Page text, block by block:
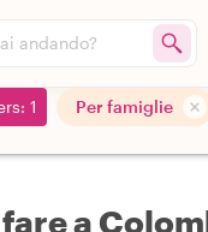
andando?
1 Per famiglie
a